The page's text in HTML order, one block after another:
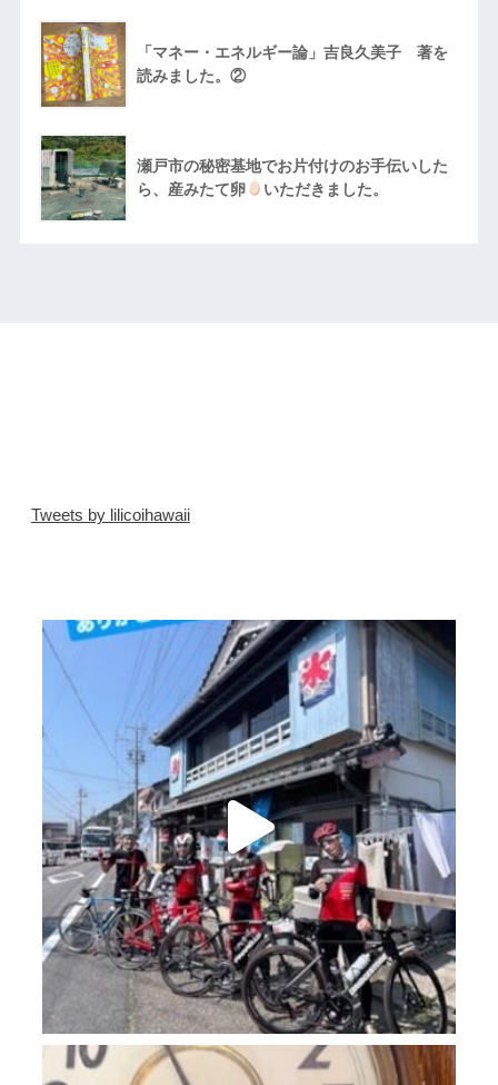
「マネー・エネルギー論」吉良久美子 著を
読みました。②
瀬戸市の秘密基地でお片付けのお手伝いした
ら、産みたて卵
いただきました。
Tweets by lilicoihawaii